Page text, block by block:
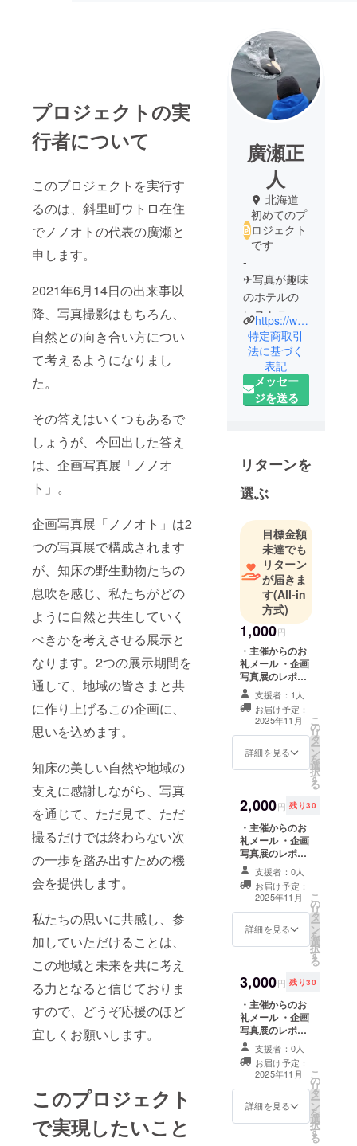
プロジェクトの実
行者について
このプロジェクトを実行す
るのは、斜里町ウトロ在住
でノノオトの代表の廣瀬と
申します。
2021年6月14日の出来事以
降、写真撮影はもちろん、
自然との向き合い方につい
て考えるようになりまし
た。
その答えはいくつもあるで
しょうが、今回出した答え
は、企画写真展「ノノオ
ト」。
企画写真展「ノノオト」は2
つの写真展で構成されます
が、知床の野生動物たちの
息吹を感じ、私たちがどの
ように自然と共生していく
べきかを考えさせる展示と
なります。2つの展示期間を
通して、地域の皆さまと共
に作り上げるこの企画に、
思いを込めます。
知床の美しい自然や地域の
支えに感謝しながら、写真
を通じて、ただ見て、ただ
撮るだけでは終わらない次
の一歩を踏み出すための機
会を提供します。
私たちの思いに共感し、参
加していただけることは、
この地域と未来を共に考え
る力となると信じておりま
すので、どうぞ応援のほど
宜しくお願いします。
このプロジェクト
で実現したいこと
廣瀬正
人
北海道
初めてのプ
ロジェクト
です
-
✈︎写真が趣味
のホテルの
レストラン
スタッフ
✈︎シャチと流
氷好き
✈︎知床案内人
♪観光相談受
✈︎道産子34
歳
−-SONY
α6400
−-帯広⇨知床
斜里ウトロ
https://www.instagram.com/shiretoko_shittoko.masato?igsh=dDFhbWJrY3YzNm1x&utm_source=qr
特定商取引
法に基づく
表記
メッセー
ジを送る
リターンを
選ぶ
目標金額
未達でも
リターン
が届きま
す(All-in
方式)
1,000円
・主催からのお
礼メール ・企画
写真展のレポー
ト
支援者：1人
お届け予定：
2025年11月
詳細を見る
こ
の
リ
タ
ー
ン
を
選
択
す
る
2,000円 残り30
・主催からのお
礼メール ・企画
写真展のレポー
ト ・知床のイラ
ストのポスト
カードを用いた
お礼の手紙
支援者：0人
お届け予定：
2025年11月
詳細を見る
こ
の
リ
タ
ー
ン
を
選
択
す
る
3,000円 残り30
・主催からのお
礼メール ・企画
写真展のレポー
ト ・知床のイラ
ストのポスト
カードを用いた
お礼の手紙 ・ポ
ストカードセッ
ト(148×100サイ
支援者：0人
お届け予定：
2025年11月
詳細を見る
こ
の
リ
タ
ー
ン
を
選
択
す
る